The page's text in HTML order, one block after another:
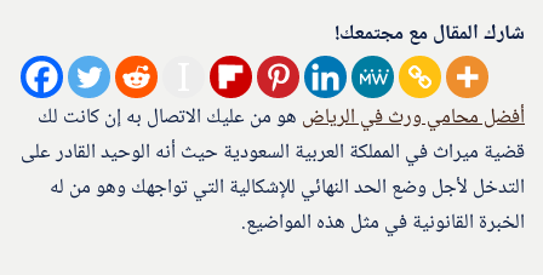
شارك المقال مع مجتمعك!
أفضل محامي ورث في الرياض هو من عليك الاتصال به إن كانت لك
قضية ميراث في المملكة العربية السعودية حيث أنه الوحيد القادر على
التدخل لأجل وضع الحد النهائي للإشكالية التي تواجهك وهو من له
الخبرة القانونية في مثل هذه المواضيع.